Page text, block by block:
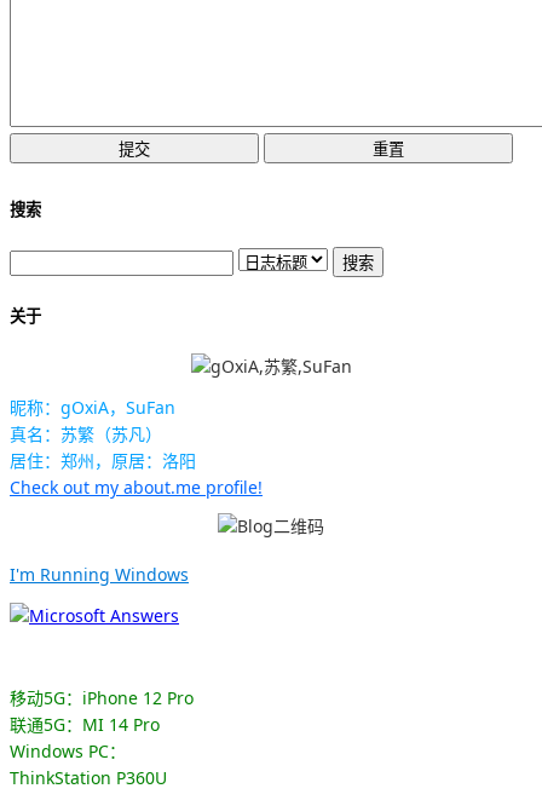
搜索
关于
昵称：gOxiA，SuFan
真名：苏繁（苏凡）
居住：郑州，原居：洛阳
Check out my about.me profile!
I'm Running Windows
移动5G：iPhone 12 Pro
联通5G：MI 14 Pro
Windows PC：
ThinkStation P360U